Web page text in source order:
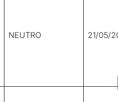
NEUTRO 21/05/